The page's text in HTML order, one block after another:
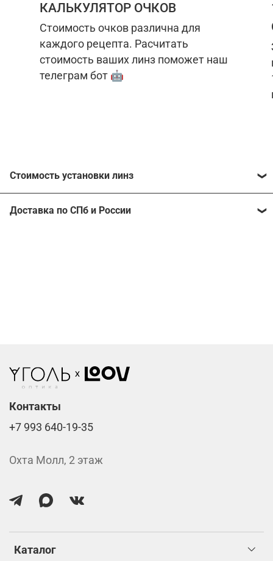
КАЛЬКУЛЯТОР ОЧКОВ
Стоимость очков различна для
каждого рецепта. Расчитать
стоимость ваших линз поможет наш
телеграм бот 🤖
Стоимость установки линз
Расчитать стоимость ваших линз поможет
Доставка по СПб и России
Каталог
Контакты
+7 993 640-19-35
Охта Молл, 2 этаж